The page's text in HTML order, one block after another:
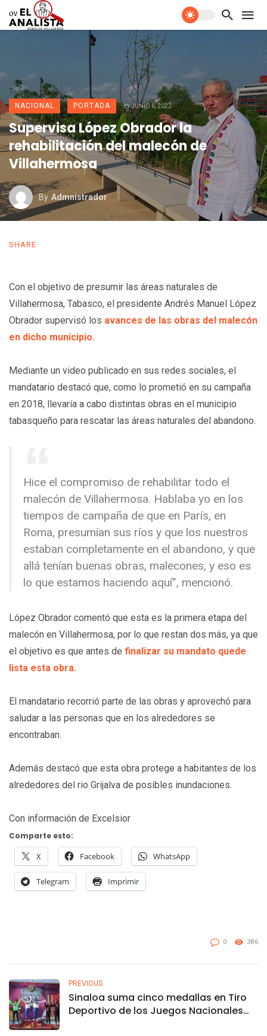
NACIONAL PORTADA JUNIO 6, 2022
Supervisa López Obrador la
rehabilitación del malecón de
Villahermosa
By Admnistrador
SHARE
Con el objetivo de presumir las áreas naturales de
Villahermosa, Tabasco, el presidente Andrés Manuel López
Obrador supervisó los avances de las obras del malecón
en dicho municipio.
Mediante un video publicado en sus redes sociales, el
mandatario destacó que, como lo prometió en su campaña
en 2018, llevaría a cabo distintas obras en el municipio
tabasqueño para rescatar las áreas naturales del abandono.
Hice el compromiso de rehabilitar todo el
malecón de Villahermosa. Hablaba yo en los
tiempos de campaña de que en París, en
Roma, presumían sus ríos y que los nuestros
estaban completamente en el abandono, y que
allá tenían buenas obras, malecones, y eso es
lo que estamos haciendo aquí”, mencionó.
López Obrador comentó que esta es la primera etapa del
malecón en Villahermosa, por lo que restan dos más, ya que
el objetivo es que antes de finalizar su mandato quede
lista esta obra.
El mandatario recorrió parte de las obras y aprovechó para
saludar a las personas que en los alrededores se
encontraban.
Además destacó que esta obra protege a habitantes de los
alrededores del rio Grijalva de posibles inundaciones.
Con información de Excelsior
Comparte esto:
X Facebook WhatsApp
Telegram Imprimir
0 386
PREVIOUS
Sinaloa suma cinco medallas en Tiro
Deportivo de los Juegos Nacionales